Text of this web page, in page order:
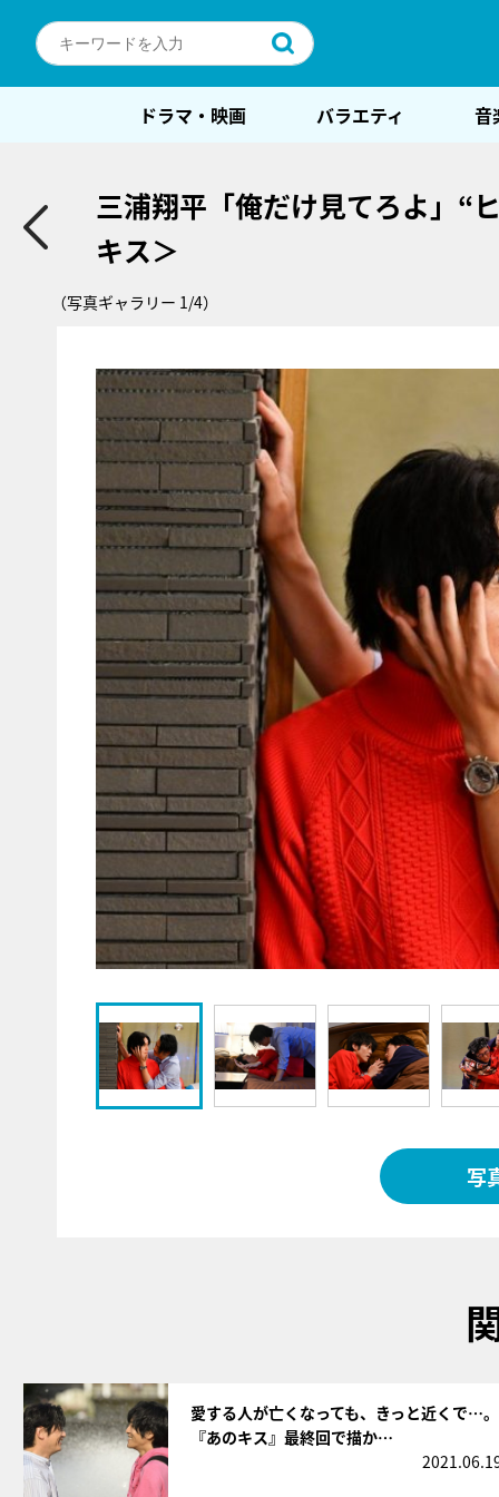
ドラマ・映画 バラエティ 音
三浦翔平「俺だけ見てろよ」“
キス＞
（写真ギャラリー 1/4）
写
愛する人が亡くなっても、きっと近くで…。
『あのキス』最終回で描か…